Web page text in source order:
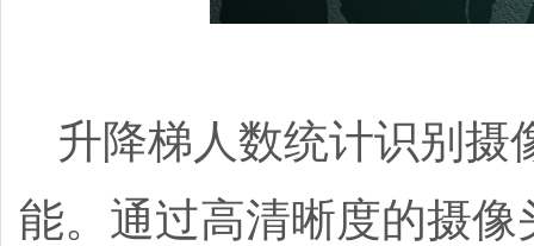
升降梯人数统计识别摄
能。通过高清晰度的摄